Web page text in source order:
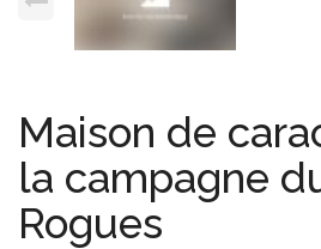
Maison de
la campagne
Rogues